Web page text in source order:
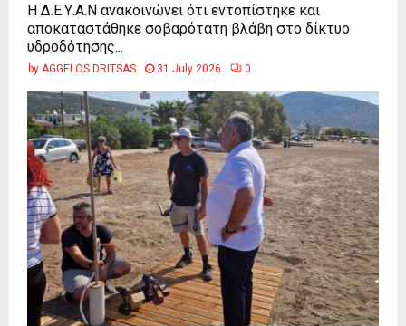
Η Δ.Ε.Υ.Α.Ν ανακοινώνει ότι εντοπίστηκε και
αποκαταστάθηκε σοβαρότατη βλάβη στο δίκτυο
υδροδότησης...
by AGGELOS DRITSAS 31 July 2026 0